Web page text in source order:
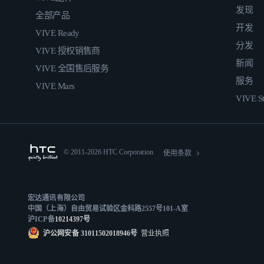
全部产品
VIVE Ready
VIVE 授权销售商
VIVE 全国售后服务
VIVE Mars
发现
开发
分发
新闻
服务
VIVE
© 2011-2026 HTC Corporation 使用条款
宏达通讯有限公司
中国（上海）自由贸易试验区金科路2557号101-A室
沪ICP备10214397号
沪公网安备 31011502018946号 营业执照